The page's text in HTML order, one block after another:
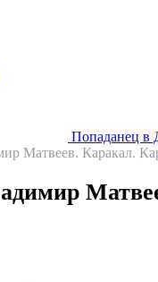
Попаданец в
Матвеев. Каракал.